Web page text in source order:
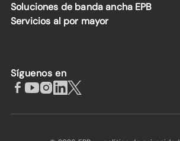
Soluciones de banda ancha EPB
Servicios al por mayor
Síguenos en